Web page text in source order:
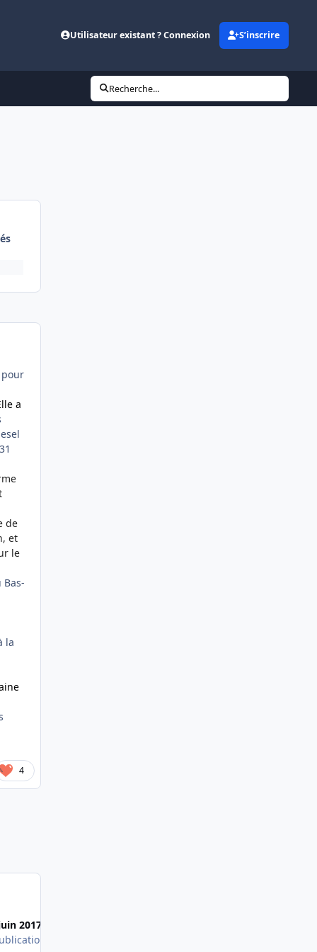
Utilisateur existant ? Connexion S’inscrire
Recherche...
a
de
et
le
la
4
2017